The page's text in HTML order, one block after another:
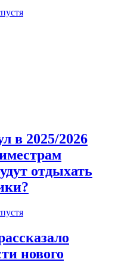
в 2025/2026
отдыхать
нового